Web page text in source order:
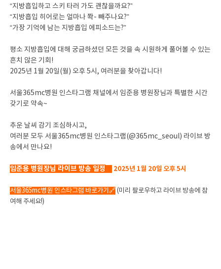
“지방흡입하고 스키 타러 가도 괜찮을까요?”
“지방흡입 히어로는 얼마나 쫙- 빼주나요?”
“가장 기억에 남는 지방흡입 에피소드는?”
평소 지방흡입에 대해 궁금하셨던 모든 것을 속 시원하게 풀어볼 수 있는
흔치 않은 기회!
2025년 1월 20일(월) 오후 5시, 여러분을 찾아갑니다!
서울365mc병원 인스타그램 채널에서 임준용 병원장님과 특별한 시간
갖기로 약속~
추운 날씨 감기 조심하시고,
여러분 모두 서울365mc병원 인스타그램(@365mc_seoul) 라이브 방
송에서 만나요!
임준용 병원장님 라이브 방송 일정 2025년 1월 20일 오후 5시
서울365mc병원 인스타그램 바로가기 🔗(미리 팔로우하고 라이브 방송에 참
여해 주세요!)